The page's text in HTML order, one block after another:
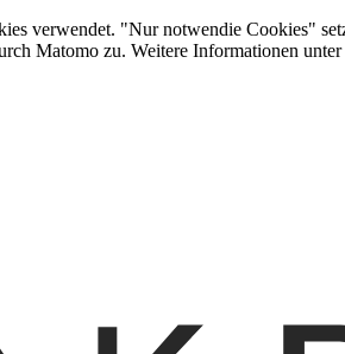
verwendet. "Nur notwendie Cookies"
Matomo zu. Weitere Informationen